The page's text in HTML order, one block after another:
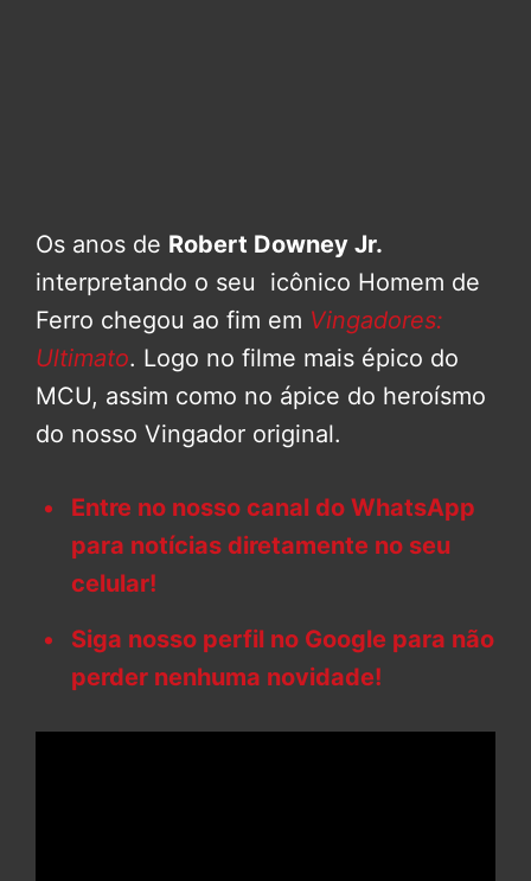
Os anos de Robert Downey Jr.
interpretando o seu icônico Homem de
Ferro chegou ao fim em Vingadores:
Ultimato. Logo no filme mais épico do
MCU, assim como no ápice do heroísmo
do nosso Vingador original.
Entre no nosso canal do WhatsApp
para notícias diretamente no seu
celular!
Siga nosso perfil no Google para não
perder nenhuma novidade!